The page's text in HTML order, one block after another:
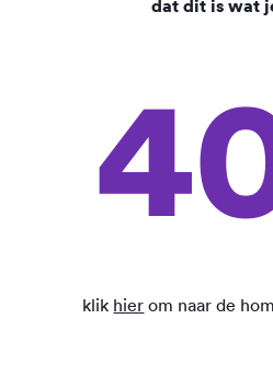
dat dit is wat
klik hier om naar de